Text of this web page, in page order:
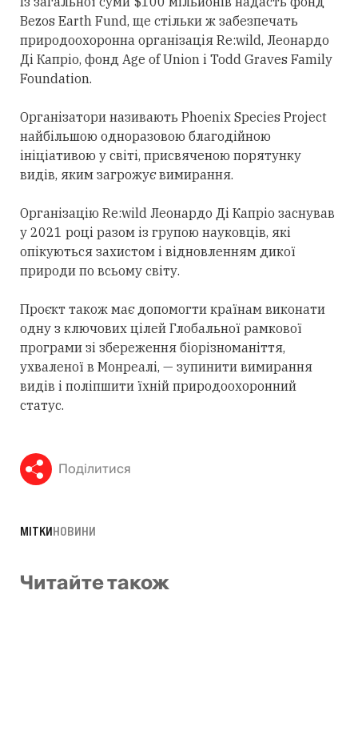
Bezos Earth Fund, ще стільки ж забезпечать
природоохоронна організація Re:wild, Леонардо
Ді Капріо, фонд Age of Union і Todd Graves Family
Foundation.
Організатори називають Phoenix Species Project
найбільшою одноразовою благодійною
ініціативою у світі, присвяченою порятунку
видів, яким загрожує вимирання.
Організацію Re:wild Леонардо Ді Капріо заснував
у 2021 році разом із групою науковців, які
опікуються захистом і відновленням дикої
природи по всьому світу.
Проєкт також має допомогти країнам виконати
одну з ключових цілей Глобальної рамкової
програми зі збереження біорізноманіття,
ухваленої в Монреалі, — зупинити вимирання
видів і поліпшити їхній природоохоронний
статус.
Поділитися
МІТКИНОВИНИ
Читайте також